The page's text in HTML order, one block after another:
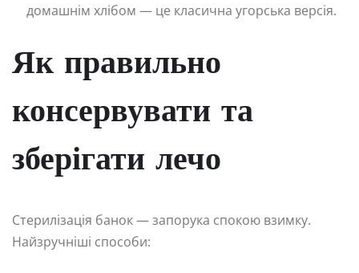
домашнім хлібом — це класична угорська версія.
Як правильно
консервувати та
зберігати лечо
Стерилізація банок — запорука спокою взимку.
Найзручніші способи: